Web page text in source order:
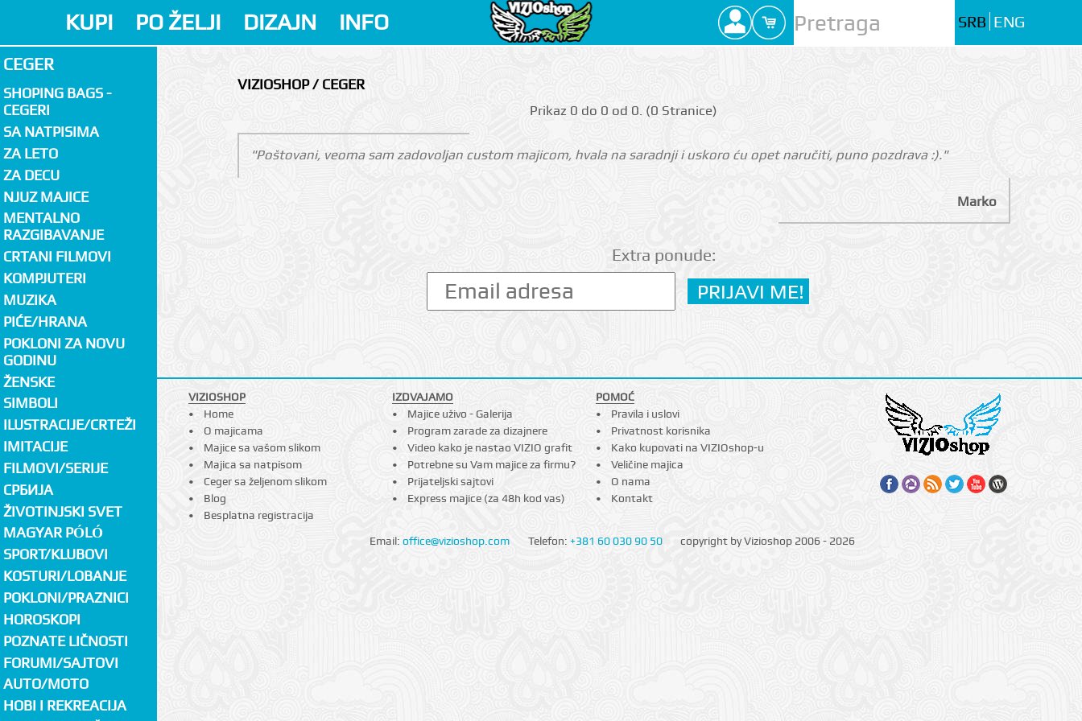
KUPI PO ŽELJI DIZAJN INFO SRB ENG
CEGER
SHOPING BAGS -
CEGERI
SA NATPISIMA
ZA LETO
ZA DECU
NJUZ MAJICE
MENTALNO
RAZGIBAVANJE
CRTANI FILMOVI
KOMPJUTERI
MUZIKA
PIĆE/HRANA
POKLONI ZA NOVU
GODINU
ŽENSKE
SIMBOLI
ILUSTRACIJE/CRTEŽI
IMITACIJE
FILMOVI/SERIJE
СРБИЈА
ŽIVOTINJSKI SVET
MAGYAR PÓLÓ
SPORT/KLUBOVI
KOSTURI/LOBANJE
POKLONI/PRAZNICI
HOROSKOPI
POZNATE LIČNOSTI
FORUMI/SAJTOVI
AUTO/MOTO
HOBI I REKREACIJA
VIZIOSHOP / CEGER
Prikаz 0 do 0 оd 0. (0 Strаnicе)
"Poštovani, veoma sam zadovoljan custom majicom, hvala na saradnji i uskoro ću opet naručiti, puno pozdrava :)."
Marko
Extra ponude:
VIZIOSHOP
Home
O majicama
Majice sa vašom slikom
Majica sa natpisom
Ceger sa željenom slikom
Blog
Besplatna registracija
IZDVAJAMO
Majice uživo - Galerija
Program zarade za dizajnere
Video kako je nastao VIZIO grafit
Potrebne su Vam majice za firmu?
Prijateljski sajtovi
Express majice (za 48h kod vas)
POMOĆ
Pravila i uslovi
Privatnost korisnika
Kako kupovati na VIZIOshop-u
Veličine majica
O nama
Kontakt
Email: office@vizioshop.com Telefon: +381 60 030 90 50 copyright by Vizioshop 2006 - 2026